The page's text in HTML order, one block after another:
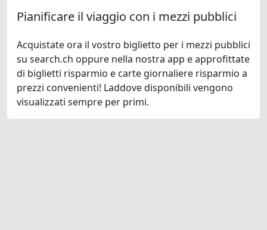
Pianificare il viaggio con i mezzi pubblici
Acquistate ora il vostro biglietto per i mezzi pubblici
su search.ch oppure nella nostra app e approfittate
di biglietti risparmio e carte giornaliere risparmio a
prezzi convenienti! Laddove disponibili vengono
visualizzati sempre per primi.